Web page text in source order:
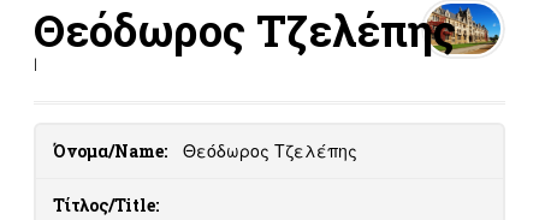
Θεόδωρος Τζελέπης
Όνομα/Name: Θεόδωρος Τζελέπης
Τίτλος/Title: